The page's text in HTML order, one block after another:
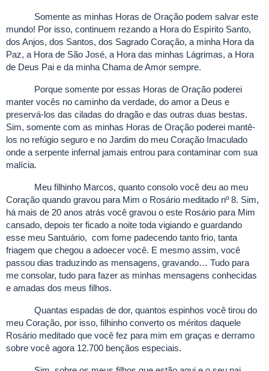
Somente as minhas Horas de Oração podem salvar este
mundo! Por isso, continuem rezando a Hora do Espírito Santo,
dos Anjos, dos Santos, dos Sagrado Coração, a minha Hora da
Paz, a Hora de São José, a Hora das minhas Lágrimas, a Hora
de Deus Pai e da minha Chama de Amor sempre.
Porque somente por essas Horas de Oração poderei
manter vocês no caminho da verdade, do amor a Deus e
preservá-los das ciladas do dragão e das outras duas bestas.
Sim, somente com as minhas Horas de Oração poderei mantê-
los no refúgio seguro e no Jardim do meu Coração Imaculado
onde a serpente infernal jamais entrou para contaminar com sua
malícia.
Meu filhinho Marcos, quanto consolo você deu ao meu
Coração quando gravou para Mim o Rosário meditado nº 8. Sim,
há mais de 20 anos atrás você gravou o este Rosário para Mim
cansado, depois ter ficado a noite toda vigiando e guardando
esse meu Santuário, com fome padecendo tanto frio, tanta
friagem que chegou a adoecer você. E mesmo assim, você
passou dias traduzindo as mensagens, gravando… Tudo para
me consolar, tudo para fazer as minhas mensagens conhecidas
e amadas dos meus filhos.
Quantas espadas de dor, quantos espinhos você tirou do
meu Coração, por isso, filhinho converto os méritos daquele
Rosário meditado que você fez para mim em graças e derramo
sobre você agora 12.700 bençãos especiais.